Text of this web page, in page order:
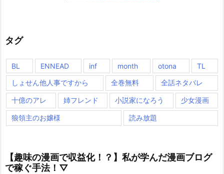
タグ
BL ENNEAD inf month otona
TL
しょせん他人事ですから
全巻無料 全話ネタバレ
十億のアレ 姉フレンド 小説家になろう 少女漫画
狼領主のお嬢様 読み放題
【趣味の漫画で収益化！？】私が学んだ漫画ブログ
で稼ぐ手法！▽